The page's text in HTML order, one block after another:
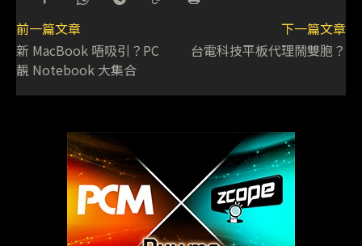
前一篇文章
新 MacBook 唔吸引？PC
靚 Notebook 大集合
下一篇文章
台電科技平板代理鬧雙胞？